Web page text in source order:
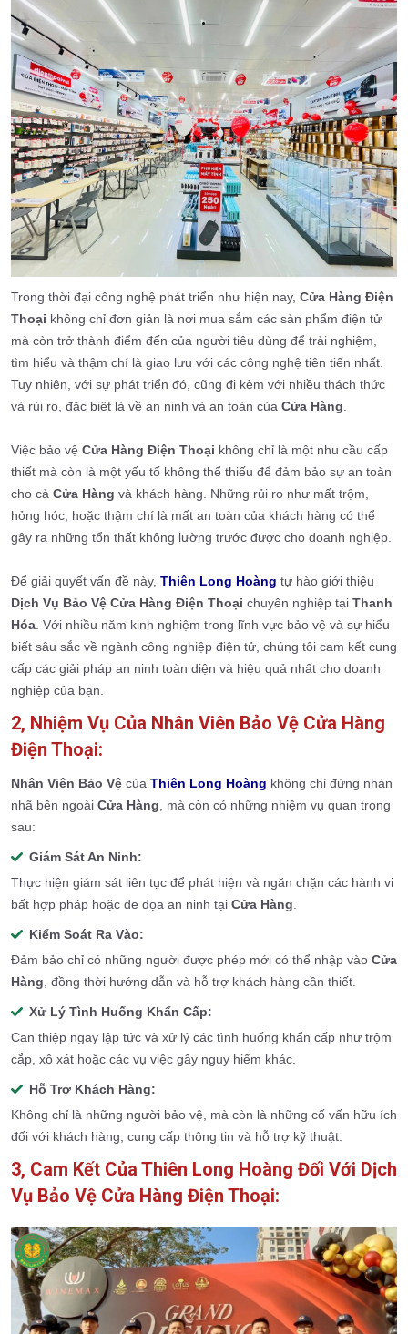
Trong thời đại công nghệ phát triển như hiện nay, Cửa Hàng Điện
Thoại không chỉ đơn giản là nơi mua sắm các sản phẩm điện tử
mà còn trở thành điểm đến của người tiêu dùng để trải nghiệm,
tìm hiểu và thậm chí là giao lưu với các công nghệ tiên tiến nhất.
Tuy nhiên, với sự phát triển đó, cũng đi kèm với nhiều thách thức
và rủi ro, đặc biệt là về an ninh và an toàn của Cửa Hàng
Việc bảo vệ Cửa Hàng Điện Thoại không chỉ là một nhu cầu cấp
thiết mà còn là một yếu tố không thể thiếu để đảm bảo sự an toàn
cho cả Cửa Hàng và khách hàng. Những rủi ro như mất trộm,
hỏng hóc, hoặc thậm chí là mất an toàn của khách hàng có thể
gây ra những tổn thất không lường trước được cho doanh nghiệp.
Để giải quyết vấn đề này, Thiên Long Hoàng tự hào giới thiệu
Dịch Vụ Bảo Vệ Cửa Hàng Điện Thoại chuyên nghiệp tại Thanh
Hóa . Với nhiều năm kinh nghiệm trong lĩnh vực bảo vệ và sự hiểu
biết sâu sắc về ngành công nghiệp điện tử, chúng tôi cam kết cung
cấp các giải pháp an ninh toàn diện và hiệu quả nhất cho doanh
nghiệp của bạn.
2, Nhiệm Vụ Của Nhân Viên Bảo Vệ Cửa Hàng
Điện Thoại:
Nhân Viên Bảo Vệ của Thiên Long Hoàng không chỉ đứng nhàn
nhã bên ngoài Cửa Hàng , mà còn có những nhiệm vụ quan trọng
sau:
Giám Sát An Ninh:
Thực hiện giám sát liên tục để phát hiện và ngăn chặn các hành vi
bất hợp pháp hoặc đe dọa an ninh tại Cửa Hàng
Kiểm Soát Ra Vào:
Đảm bảo chỉ có những người được phép mới có thể nhập vào Cửa
Hàng , đồng thời hướng dẫn và hỗ trợ khách hàng cần thiết.
Xử Lý Tình Huống Khẩn Cấp:
Can thiệp ngay lập tức và xử lý các tình huống khẩn cấp như trộm
cắp, xô xát hoặc các vụ việc gây nguy hiểm khác.
Hỗ Trợ Khách Hàng:
Không chỉ là những người bảo vệ, mà còn là những cố vấn hữu ích
đối với khách hàng, cung cấp thông tin và hỗ trợ kỹ thuật.
3, Cam Kết Của Thiên Long Hoàng Đối Với Dịch
Vụ Bảo Vệ Cửa Hàng Điện Thoại: